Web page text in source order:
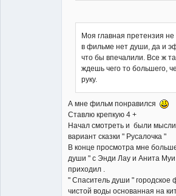
Моя главная претензия не
в фильме нет души, да и
что бы впечалили. Все ж
ждешь чего то большего,
руку.
А мне фильм понравился
Ставлю крепкую 4 +
Начал смотреть и были мысли
вариант сказки " Русалочка "
В конце просмотра мне
души " с Энди Лау и Анита Муи
приходил .
" Спаситель души " городское
чистой воды основанная на